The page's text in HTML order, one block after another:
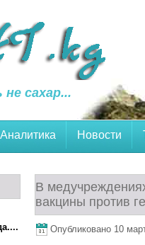
не сахар...
Аналитика Новости
В
вакцины против
Опубликовано 10
.